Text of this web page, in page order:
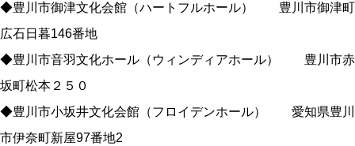
◆豊川市御津文化会館（ハートフルホール） 豊川市御津町
広石日暮146番地
◆豊川市音羽文化ホール（ウィンディアホール） 豊川市赤
坂町松本２５０
◆豊川市小坂井文化会館（フロイデンホール） 愛知県豊川
市伊奈町新屋97番地2